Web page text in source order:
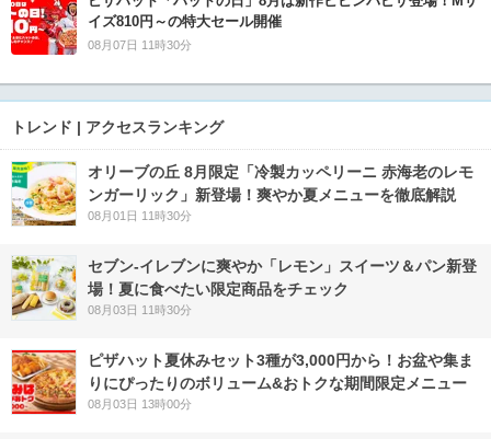
イズ810円～の特大セール開催
08月07日 11時30分
トレンド | アクセスランキング
オリーブの丘 8月限定「冷製カッペリーニ 赤海老のレモ
ンガーリック」新登場！爽やか夏メニューを徹底解説
08月01日 11時30分
セブン‐イレブンに爽やか「レモン」スイーツ＆パン新登
場！夏に食べたい限定商品をチェック
08月03日 11時30分
ピザハット夏休みセット3種が3,000円から！お盆や集ま
りにぴったりのボリューム&おトクな期間限定メニュー
08月03日 13時00分